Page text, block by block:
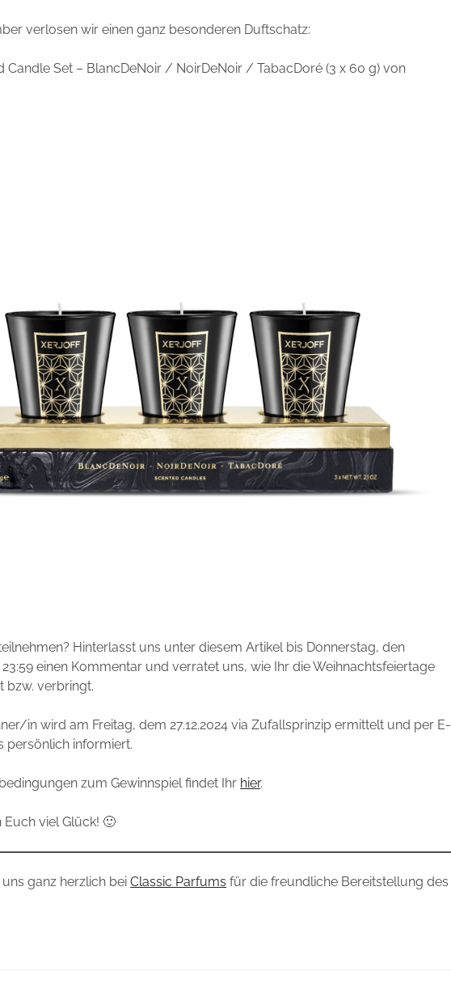
verlosen wir einen ganz besonderen Duftschatz:
Candle Set – BlancDeNoir / NoirDeNoir / TabacDoré (3 x 60 g) von
Hinterlasst uns unter diesem Artikel bis Donnerstag, den
23:59 einen Kommentar und verratet uns, wie Ihr die Weihnachtsfeiertage
bzw. verbringt.
in wird am Freitag, dem 27.12.2024 via Zufallsprinzip ermittelt und per E-
persönlich informiert.
zum Gewinnspiel findet Ihr hier.
viel Glück! 🙂
ganz herzlich beiClassic Parfums für die freundliche Bereitstellung des